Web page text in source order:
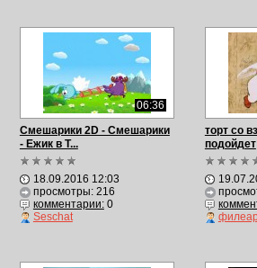
06:36
Смешарики 2D - Смешарики
- Ежик в Т...
18.09.2016 12:03
просмотры: 216
комментарии:0
Seschat
торт со
подойдет